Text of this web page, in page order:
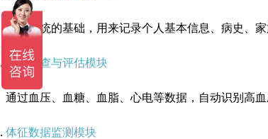
这是系统的基础，用来记录个人基本信息、病史、
慢病筛查与评估模块
通过血压、血糖、血脂、心电等数据，自动识别高
体征数据监测模块